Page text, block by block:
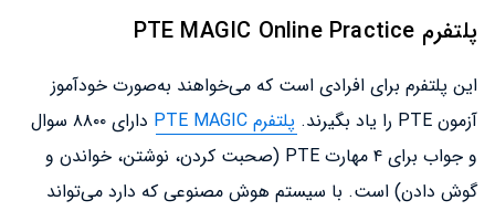
پلتفرم PTE MAGIC Online Practice
این پلتفرم برای افرادی است که می‌خواهند به‌صورت خودآموز
آزمون PTE را یاد بگیرند.
پلتفرم PTE MAGIC
دارای ۸۸۰۰ سوال
و جواب برای ۴ مهارت PTE (صحبت کردن، نوشتن، خواندن و
گوش دادن) است. با سیستم هوش مصنوعی که دارد می‌تواند